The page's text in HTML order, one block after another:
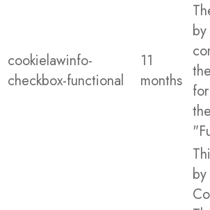
cookielawinfo-
checkbox-functional
11
months